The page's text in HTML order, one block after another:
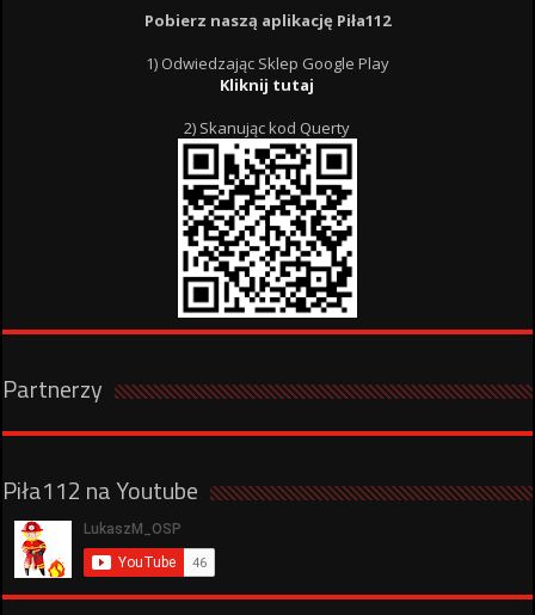
Pobierz naszą aplikację Piła112
1) Odwiedzając Sklep Google Play
Kliknij tutaj
2) Skanując kod Querty
Partnerzy
Piła112 na Youtube